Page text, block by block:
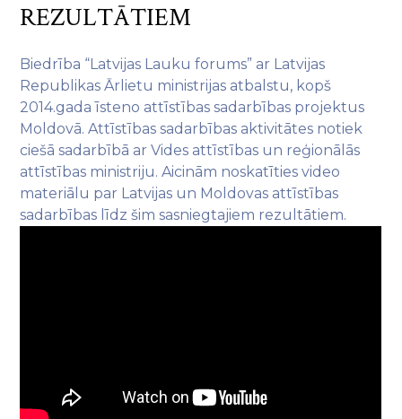
REZULTĀTIEM
Biedrība “Latvijas Lauku forums” ar Latvijas
Republikas Ārlietu ministrijas atbalstu, kopš
2014.gada īsteno attīstības sadarbības projektus
Moldovā. Attīstības sadarbības aktivitātes notiek
ciešā sadarbībā ar Vides attīstības un reģionālās
attīstības ministriju. Aicinām noskatīties video
materiālu par Latvijas un Moldovas attīstības
sadarbības līdz šim sasniegtajiem rezultātiem.